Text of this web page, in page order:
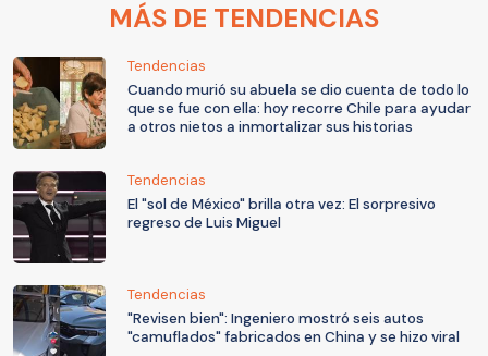
MÁS DE TENDENCIAS
Tendencias
Cuando murió su abuela se dio cuenta de todo lo
que se fue con ella: hoy recorre Chile para ayudar
a otros nietos a inmortalizar sus historias
Tendencias
El "sol de México" brilla otra vez: El sorpresivo
regreso de Luis Miguel
Tendencias
"Revisen bien": Ingeniero mostró seis autos
"camuflados" fabricados en China y se hizo viral